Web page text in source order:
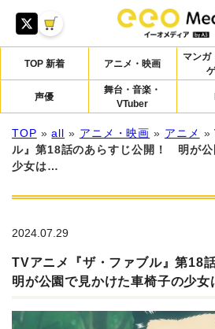
TOP 新着 アニメ・映画
マンガ
声優
舞台・音楽・
VTuber
TOP »all » アニメ・映画 » アニメ »
ル』第18話のあらすじ公開！ 明が公
少女は…
2024.07.29
TVアニメ『ザ・ファブル』第18
明が公園で見かけた車椅子の少